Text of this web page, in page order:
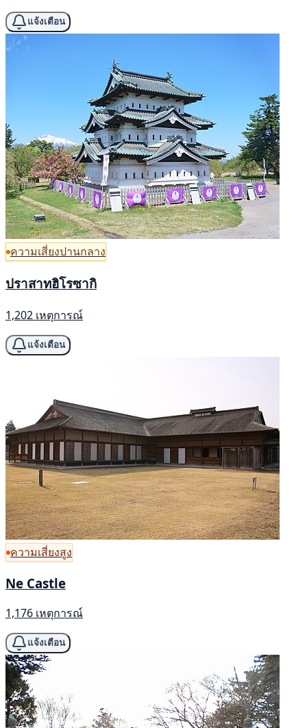
แจ้งเตือน
ความเสี่ยงปานกลาง
ปราสาทฮิโรซากิ
1,202 เหตุการณ์
แจ้งเตือน
ความเสี่ยงสูง
Ne Castle
1,176 เหตุการณ์
แจ้งเตือน